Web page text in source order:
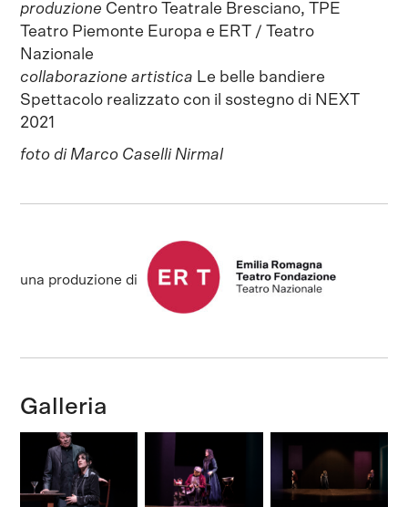
produzione Centro Teatrale Bresciano, TPE
Teatro Piemonte Europa e ERT / Teatro
Nazionale
collaborazione artistica Le belle bandiere
Spettacolo realizzato con il sostegno di NEXT
2021
foto di Marco Caselli Nirmal
una produzione di
Galleria